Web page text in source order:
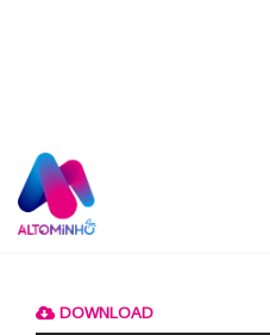
DOWNLOADReprodutor